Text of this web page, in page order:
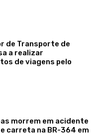
de Transporte de
a realizar
de viagens pelo
morrem em acidente
carreta na BR-364 em